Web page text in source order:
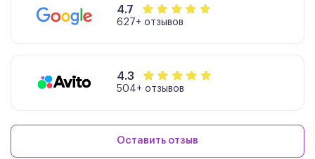
4.7
627+ отзывов
4.3
504+ отзывов
Оставить отзыв